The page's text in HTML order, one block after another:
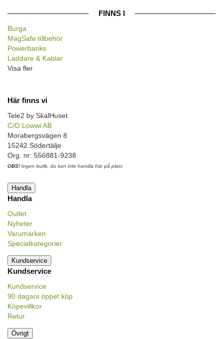
FINNS I
Burga
MagSafe tillbehör
Powerbanks
Laddare & Kablar
Visa fler
Här finns vi
Tele2 by SkalHuset
C/O Lowwi AB
Morabergsvägen 8
15242 Södertälje
Org. nr: 556881-9238
OBS! Ingen butik, du kan inte handla här på plats
Handla
Handla
Outlet
Nyheter
Varumärken
Specialkategorier
Kundservice
Kundservice
Kundservice
90 dagars öppet köp
Köpevillkor
Retur
Övrigt